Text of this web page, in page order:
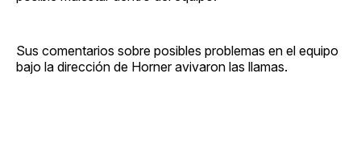
Sus comentarios sobre posibles problemas en el equipo
bajo la dirección de Horner avivaron las llamas.